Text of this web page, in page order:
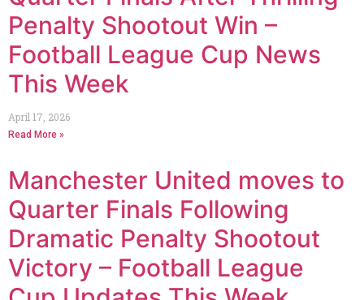
Penalty Shootout Win –
Football League Cup News
This Week
April 17, 2026
Read More »
Manchester United moves to
Quarter Finals Following
Dramatic Penalty Shootout
Victory – Football League